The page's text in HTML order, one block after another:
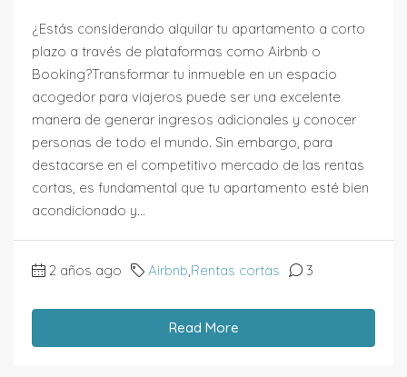
¿Estás considerando alquilar tu apartamento a corto
plazo a través de plataformas como Airbnb o
Booking?Transformar tu inmueble en un espacio
acogedor para viajeros puede ser una excelente
manera de generar ingresos adicionales y conocer
personas de todo el mundo. Sin embargo, para
destacarse en el competitivo mercado de las rentas
cortas, es fundamental que tu apartamento esté bien
acondicionado y...
2 años ago Airbnb,Rentas cortas 3
Read More